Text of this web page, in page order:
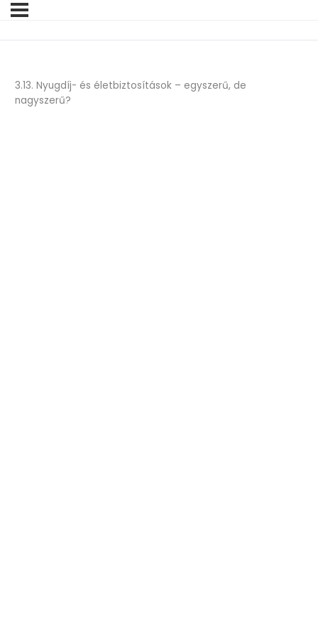
3.13. Nyugdíj- és életbiztosítások – egyszerű, de
nagyszerű?